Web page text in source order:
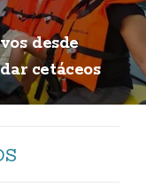
desde
cetáceos